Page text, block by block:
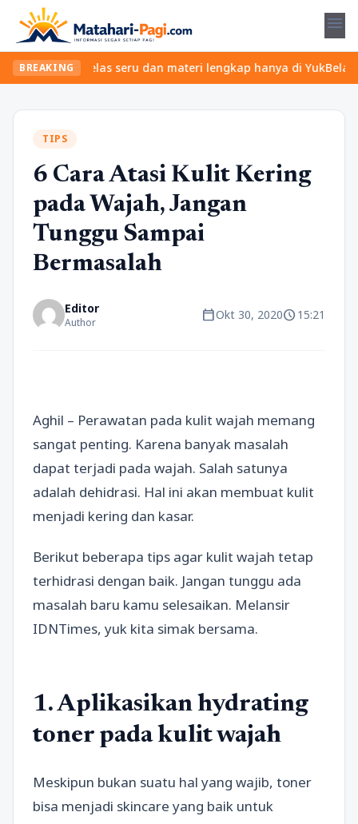
menu
BREAKING
kelas seru dan materi lengkap hanya di
TIPS
6 Cara Atasi Kulit Kering
pada Wajah, Jangan
Tunggu Sampai
Bermasalah
Editor
Author calendar_todayOkt 30, 2020schedule15:21
Aghil – Perawatan pada kulit wajah memang
sangat penting. Karena banyak masalah
dapat terjadi pada wajah. Salah satunya
adalah dehidrasi. Hal ini akan membuat kulit
menjadi kering dan kasar.
Berikut beberapa tips agar kulit wajah tetap
terhidrasi dengan baik. Jangan tunggu ada
masalah baru kamu selesaikan. Melansir
IDNTimes, yuk kita simak bersama.
1. Aplikasikan hydrating
toner pada kulit wajah
Meskipun bukan suatu hal yang wajib, toner
bisa menjadi skincare yang baik untuk